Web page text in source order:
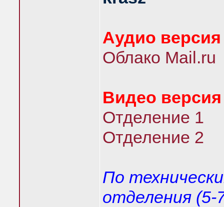
Аудио версия
Облако Mail.ru
Видео версия
Отделение 1
Отделение 2
По
отделения